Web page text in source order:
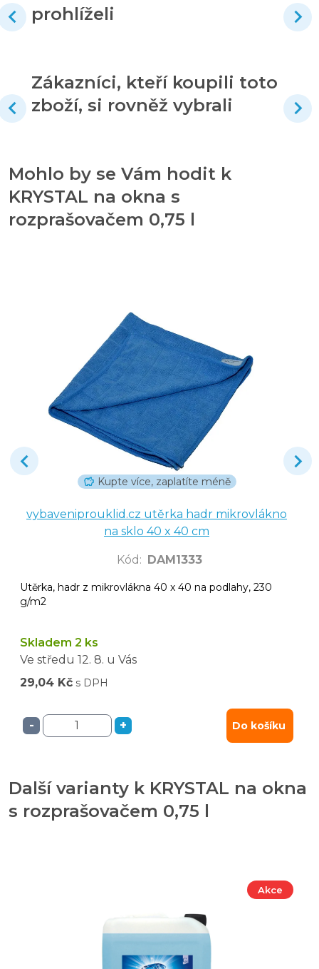
prohlíželi
Zákazníci, kteří koupili toto
zboží, si rovněž vybrali
Mohlo by se Vám hodit k
KRYSTAL na okna s
rozprašovačem 0,75 l
Kupte více, zaplatíte méně
vybaveniprouklid.cz utěrka hadr mikrovlákno
na sklo 40 x 40 cm
Kód : DAM1333
Utěrka, hadr z mikrovlákna 40 x 40 na podlahy, 230
g/m2
Skladem 2 ks
Ve středu 12. 8. u Vás
29,04 Kč s DPH
- + Do košíku
Další varianty k KRYSTAL na okna
s rozprašovačem 0,75 l
Akce